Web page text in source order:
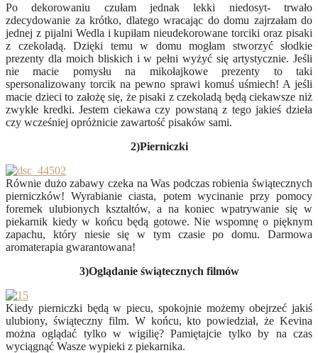
Po dekorowaniu czułam jednak lekki niedosyt- trwało
zdecydowanie za krótko, dlatego wracając do domu zajrzałam do
jednej z pijalni Wedla i kupiłam nieudekorowane torciki oraz pisaki
z czekoladą. Dzięki temu w domu mogłam stworzyć słodkie
prezenty dla moich bliskich i w pełni wyżyć się artystycznie. Jeśli
nie macie pomysłu na mikołajkowe prezenty to taki
spersonalizowany torcik na pewno sprawi komuś uśmiech! A jeśli
macie dzieci to założę się, że pisaki z czekoladą będą ciekawsze niż
zwykłe kredki. Jestem ciekawa czy powstaną z tego jakieś dzieła
czy wcześniej opróżnicie zawartość pisaków sami.
2)Pierniczki
Równie dużo zabawy czeka na Was podczas robienia świątecznych
pierniczków! Wyrabianie ciasta, potem wycinanie przy pomocy
foremek ulubionych kształtów, a na koniec wpatrywanie się w
piekarnik kiedy w końcu będą gotowe. Nie wspomnę o pięknym
zapachu, który niesie się w tym czasie po domu. Darmowa
aromaterapia gwarantowana!
3)Oglądanie świątecznych filmów
Kiedy pierniczki będą w piecu, spokojnie możemy obejrzeć jakiś
ulubiony, świąteczny film. W końcu, kto powiedział, że Kevina
można oglądać tylko w wigilię? Pamiętajcie tylko by na czas
wyciągnąć Wasze wypieki z piekarnika.